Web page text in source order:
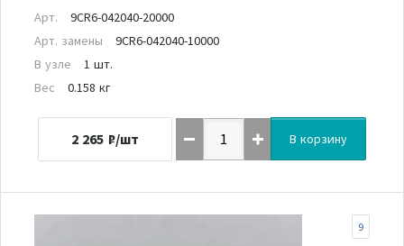
Арт.
9CR6-042040-20000
Арт. замены
9CR6-042040-10000
В узле
1 шт.
Вес
0.158 кг
2 265 ₽/шт В корзину
9